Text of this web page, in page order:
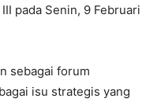
pada Senin, 9 Februari
sebagai forum
isu strategis yang